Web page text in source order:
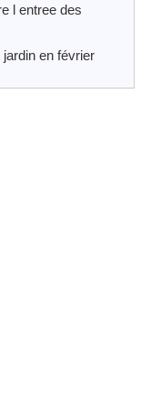
l entree des
en février